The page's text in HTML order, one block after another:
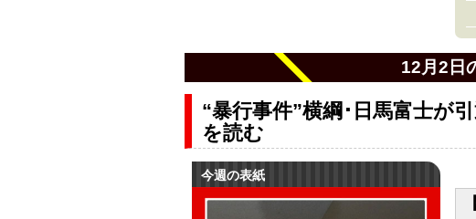
12月2日
“暴行事件”横綱･日馬富士が
を読む
今週の表紙